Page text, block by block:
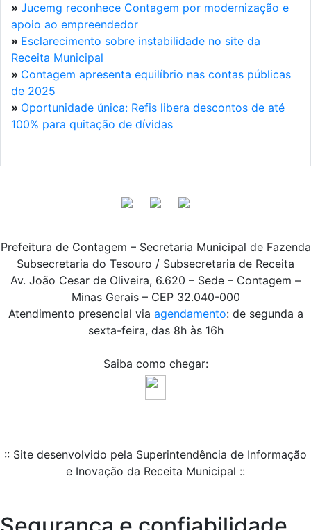
» Jucemg reconhece Contagem por modernização e
apoio ao empreendedor
» Esclarecimento sobre instabilidade no site da
Receita Municipal
» Contagem apresenta equilíbrio nas contas públicas
de 2025
» Oportunidade única: Refis libera descontos de até
100% para quitação de dívidas
Prefeitura de Contagem – Secretaria Municipal de Fazenda
Subsecretaria do Tesouro / Subsecretaria de Receita
Av. João Cesar de Oliveira, 6.620 – Sede – Contagem –
Minas Gerais – CEP 32.040-000
Atendimento presencial via agendamento: de segunda a
sexta-feira, das 8h às 16h
Saiba como chegar:
:: Site desenvolvido pela Superintendência de Informação
e Inovação da Receita Municipal ::